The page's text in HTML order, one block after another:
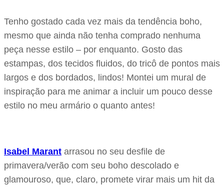
Tenho gostado cada vez mais da tendência boho,
mesmo que ainda não tenha comprado nenhuma
peça nesse estilo – por enquanto. Gosto das
estampas, dos tecidos fluidos, do tricô de pontos mais
largos e dos bordados, lindos! Montei um mural de
inspiração para me animar a incluir um pouco desse
estilo no meu armário o quanto antes!
Isabel Marant arrasou no seu desfile de
primavera/verão com seu boho descolado e
glamouroso, que, claro, promete virar mais um hit da